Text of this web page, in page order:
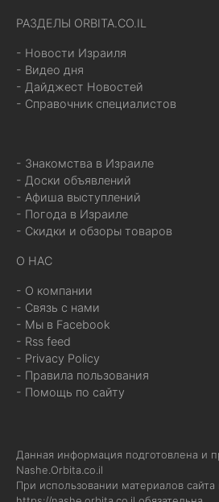
РАЗДЕЛЫ ORBITA.CO.IL
- Новости Израиля
- Видео дня
- Дайджест Новостей
- Справочник специалистов
- Знакомства в Израиле
- Доски объявлений
- Афиша выступлений
- Погода в Израиле
- Скидки и обзоры товаров
О НАС
- О компании
- Связь с нами
- Мы в Facebook
- Rss feed
- Privacy Policy
- Правила пользования
- Помощь по сайту
Данная информация подготовлена и
Nashe.Orbita.co.il
При использовании материалов сайта